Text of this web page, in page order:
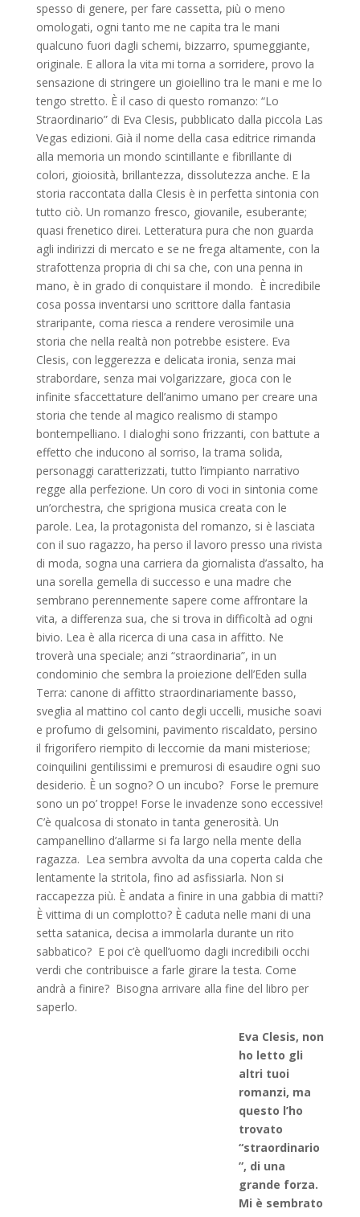
spesso di genere, per fare cassetta, più o meno
omologati, ogni tanto me ne capita tra le mani
qualcuno fuori dagli schemi, bizzarro, spumeggiante,
originale. E allora la vita mi torna a sorridere, provo la
sensazione di stringere un gioiellino tra le mani e me lo
tengo stretto. È il caso di questo romanzo: “Lo
Straordinario” di Eva Clesis, pubblicato dalla piccola Las
Vegas edizioni. Già il nome della casa editrice rimanda
alla memoria un mondo scintillante e fibrillante di
colori, gioiosità, brillantezza, dissolutezza anche. E la
storia raccontata dalla Clesis è in perfetta sintonia con
tutto ciò. Un romanzo fresco, giovanile, esuberante;
quasi frenetico direi. Letteratura pura che non guarda
agli indirizzi di mercato e se ne frega altamente, con la
strafottenza propria di chi sa che, con una penna in
mano, è in grado di conquistare il mondo. È incredibile
cosa possa inventarsi uno scrittore dalla fantasia
straripante, coma riesca a rendere verosimile una
storia che nella realtà non potrebbe esistere. Eva
Clesis, con leggerezza e delicata ironia, senza mai
strabordare, senza mai volgarizzare, gioca con le
infinite sfaccettature dell’animo umano per creare una
storia che tende al magico realismo di stampo
bontempelliano. I dialoghi sono frizzanti, con battute a
effetto che inducono al sorriso, la trama solida,
personaggi caratterizzati, tutto l’impianto narrativo
regge alla perfezione. Un coro di voci in sintonia come
un’orchestra, che sprigiona musica creata con le
parole. Lea, la protagonista del romanzo, si è lasciata
con il suo ragazzo, ha perso il lavoro presso una rivista
di moda, sogna una carriera da giornalista d’assalto, ha
una sorella gemella di successo e una madre che
sembrano perennemente sapere come affrontare la
vita, a differenza sua, che si trova in difficoltà ad ogni
bivio. Lea è alla ricerca di una casa in affitto. Ne
troverà una speciale; anzi “straordinaria”, in un
condominio che sembra la proiezione dell’Eden sulla
Terra: canone di affitto straordinariamente basso,
sveglia al mattino col canto degli uccelli, musiche soavi
e profumo di gelsomini, pavimento riscaldato, persino
il frigorifero riempito di leccornie da mani misteriose;
coinquilini gentilissimi e premurosi di esaudire ogni suo
desiderio. È un sogno? O un incubo? Forse le premure
sono un po’ troppe! Forse le invadenze sono eccessive!
C’è qualcosa di stonato in tanta generosità. Un
campanellino d’allarme si fa largo nella mente della
ragazza. Lea sembra avvolta da una coperta calda che
lentamente la stritola, fino ad asfissiarla. Non si
raccapezza più. È andata a finire in una gabbia di matti?
È vittima di un complotto? È caduta nelle mani di una
setta satanica, decisa a immolarla durante un rito
sabbatico? E poi c’è quell’uomo dagli incredibili occhi
verdi che contribuisce a farle girare la testa. Come
andrà a finire? Bisogna arrivare alla fine del libro per
saperlo.
Eva Clesis, non
ho letto gli
altri tuoi
romanzi, ma
questo l’ho
trovato
“straordinario
”, di una
grande forza.
Mi è sembrato